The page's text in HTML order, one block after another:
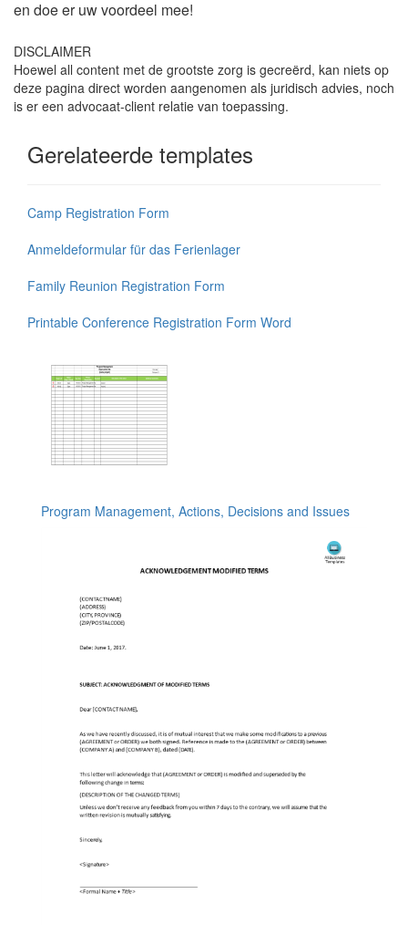
en doe er uw voordeel mee!
DISCLAIMER
Hoewel all content met de grootste zorg is gecreërd, kan niets op
deze pagina direct worden aangenomen als juridisch advies, noch
is er een advocaat-client relatie van toepassing.
Gerelateerde templates
Camp Registration Form
Anmeldeformular für das Ferienlager
Family Reunion Registration Form
Printable Conference Registration Form Word
Program Management, Actions, Decisions and Issues